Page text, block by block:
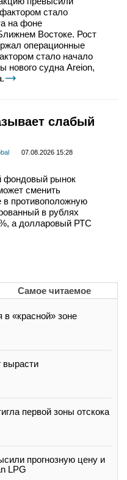
стало
на фоне
Востоке. Рост
операционные
стало начало
нового судна Areion,
слабый
07.08.2026 15:28
фондовый рынок
сменить
в противоположную
в рублях
а долларовый РТС
Самое читаемое
в «красной» зоне
вырасти
первой зоны отскока
прогнозную цену и
LPG